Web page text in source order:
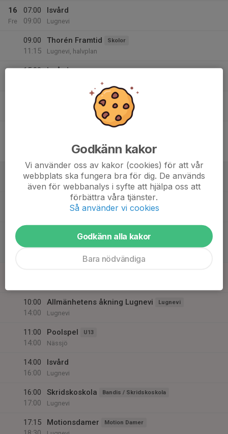
16
Fre
07:00
09:00
Isvård
Lugnevi
09:00
11:15
Thorén Framtid Skolor
Lugnevi, halvplan
15:00
Isvård
Friluftsfrämjandet
Lugenvi, helplan
Match mot Åby/Tjureda IF
Ericsson Arena Åby
07:00
09:00
Isvård
Lugnevi
Allmänhetens åkning Lugnevi
Match mot Tranås BoIS B
10:00
14:00
Allmänhetens åkning Lugnevi Lugnevi
Lugnevi
11:00
14:00
Poolspel U13
Nässjö
14:00
16:00
Isvård
Lugnevi
16:00
17:00
Skridskoskola Bandis / Skridskoskola
Lugnevi
17:15
Motionsdamer Motion Damer
Godkänn kakor
Vi använder oss av kakor (cookies) för att vår
webbplats ska fungera bra för dig. De används
även för webbanalys i syfte att hjälpa oss att
förbättra våra tjänster.
Så använder vi cookies
Godkänn alla kakor
Bara nödvändiga